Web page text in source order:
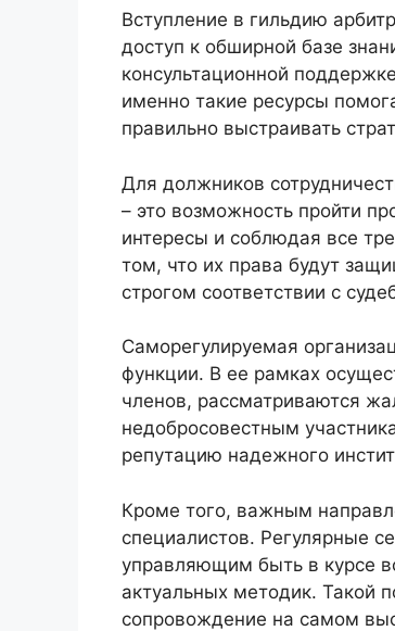
Вступление в гильдию
доступ к обширной базе
консультационной
именно такие ресурсы
правильно выстраивать
Для должников
– это возможность пройти
интересы и соблюдая все
том, что их права будут
строгом соответствии с
Саморегулируемая
функции. В ее рамках
членов, рассматриваются
недобросовестным
репутацию надежного
Кроме того, важным
специалистов. Регулярные
управляющим быть в курсе
актуальных методик. Такой
сопровождение на самом